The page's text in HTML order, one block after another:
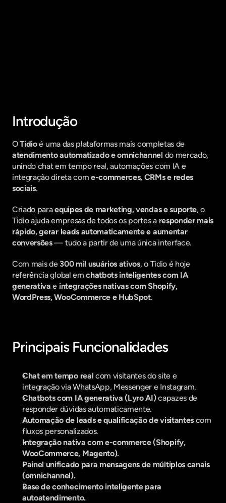
Introdução
O Tidio
é uma das plataformas mais completas de
atendimento automatizado e omnichannel do mercado,
unindo chat em tempo real, automações com IA e
integração direta com e-commerces, CRMs e redes
sociais.
Criado para equipes de marketing, vendas e suporte, o
Tidio ajuda empresas de todos os portes a responder mais
rápido, gerar leads automaticamente e aumentar
conversões — tudo a partir de uma única interface.
Com mais de 300 mil usuários ativos, o Tidio é hoje
referência global em chatbots inteligentes com IA
generativa e integrações nativas com Shopify,
WordPress, WooCommerce e HubSpot.
Principais Funcionalidades
Chat em tempo real com visitantes do site e
integração via WhatsApp, Messenger e Instagram.
Chatbots com IA generativa (Lyro AI) capazes de
responder dúvidas automaticamente.
Automação de leads e qualificação de visitantes com
fluxos personalizados.
Integração nativa com e-commerce (Shopify,
WooCommerce, Magento).
Painel unificado para mensagens de múltiplos canais
(omnichannel).
Base de conhecimento inteligente para
autoatendimento.